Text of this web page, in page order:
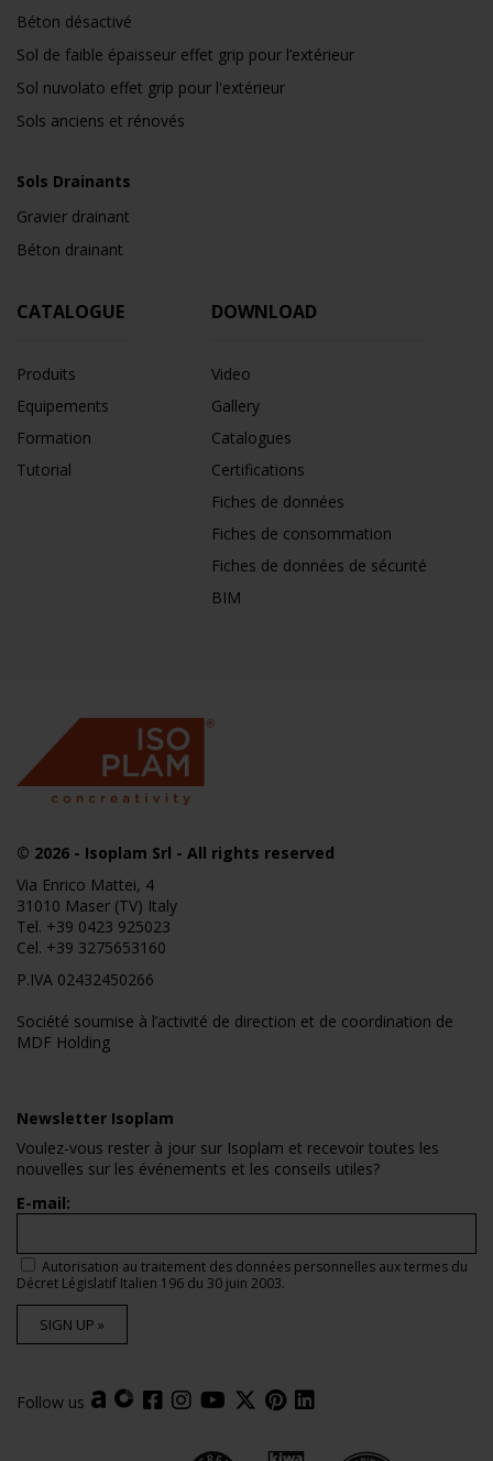
Béton désactivé
Sol de faible épaisseur effet grip pour l’extérieur
Sol nuvolato effet grip pour l'extérieur
Sols anciens et rénovés
Sols Drainants
Gravier drainant
Béton drainant
CATALOGUE
Produits
Equipements
Formation
Tutorial
DOWNLOAD
Video
Gallery
Catalogues
Certifications
Fiches de données
Fiches de consommation
Fiches de données de sécurité
BIM
© 2026 - Isoplam Srl - All rights reserved
Via Enrico Mattei, 4
31010 Maser (TV) Italy
Tel. +39 0423 925023
Cel. +39 3275653160
P.IVA 02432450266
Société soumise à l’activité de direction et de coordination de
MDF Holding
Newsletter Isoplam
Voulez-vous rester à jour sur Isoplam et recevoir toutes les
nouvelles sur les événements et les conseils utiles?
E-mail:
Autorisation au traitement des données personnelles aux termes du
Décret Législatif Italien 196 du 30 juin 2003.
SIGN UP »
Follow us